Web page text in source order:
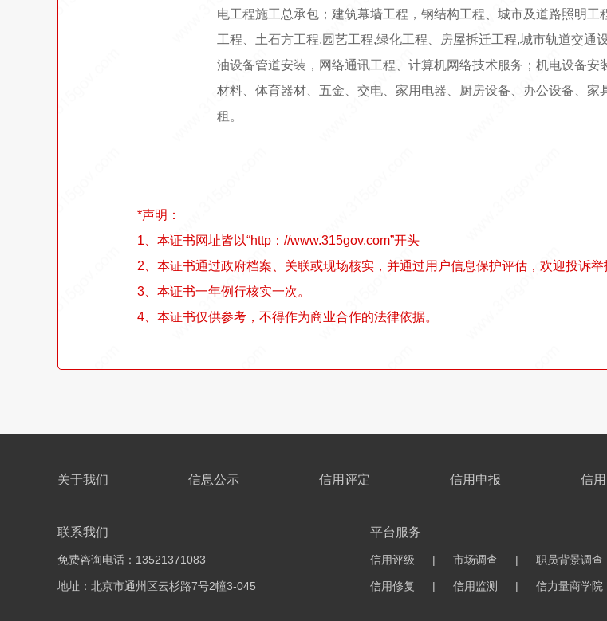
电工程施工总承包；建筑幕墙工程，钢结构工程、城市及道路照明
工程、土石方工程,园艺工程,绿化工程、房屋拆迁工程,城市轨道交通
油设备管道安装，网络通讯工程、计算机网络技术服务；机电设备
材料、体育器材、五金、交电、家用电器、厨房设备、办公设备、家
租。
*声明：
1、本证书网址皆以“http：//www.315gov.com”开头
2、本证书通过政府档案、关联或现场核实，并通过用户信息保护评估，欢迎投诉举
3、本证书一年例行核实一次。
4、本证书仅供参考，不得作为商业合作的法律依据。
关于我们 信息公示 信用评定 信用申报 信
联系我们
免费咨询电话：13521371083
地址：北京市通州区云杉路7号2幢3-045
平台服务
信用评级 | 市场调查 | 职员背景调查
信用修复 | 信用监测 | 信力量商学院